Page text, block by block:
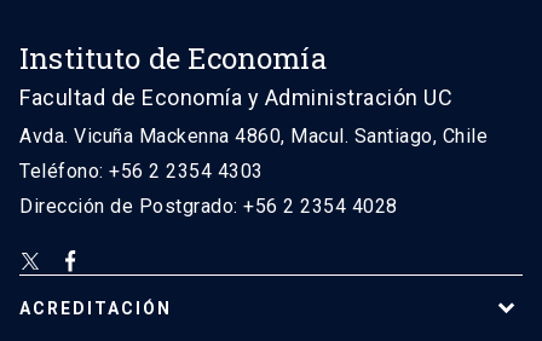
Instituto de Economía
Facultad de Economía y Administración UC
Avda. Vicuña Mackenna 4860, Macul. Santiago, Chile
Teléfono: +56 2 2354 4303
Dirección de Postgrado: +56 2 2354 4028
ACREDITACIÓN